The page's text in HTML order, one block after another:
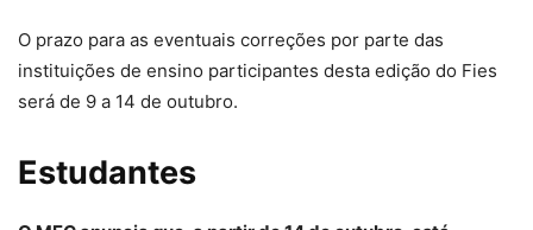
O prazo para as eventuais correções por parte das
instituições de ensino participantes desta edição do Fies
será de 9 a 14 de outubro.
Estudantes